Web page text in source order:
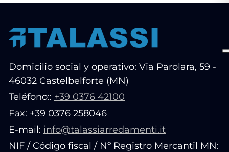
Domicilio social y operativo: Via Parolara, 59 -
46032 Castelbelforte (MN)
Teléfono:: +39 0376 42100
Fax: +39 0376 258046
E-mail: info@talassiarredamenti.it
NIF / Código fiscal / Nº Registro Mercantil MN: